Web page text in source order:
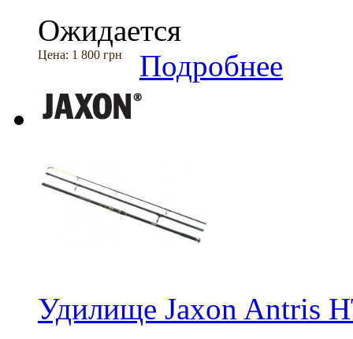
Ожидается
Цена: 1 800 грн Подробнее
Удилище Jaxon Antris